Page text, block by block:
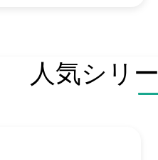
人気シリ